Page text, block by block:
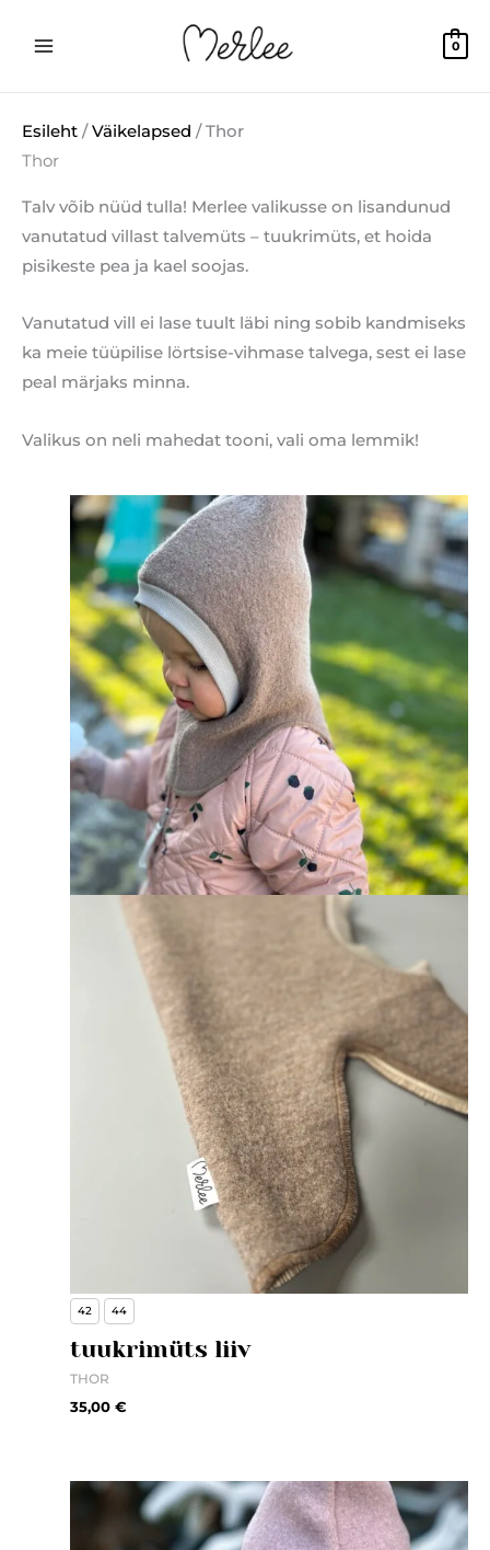
0
Esileht / Väikelapsed / Thor
Thor
Talv võib nüüd tulla! Merlee valikusse on lisandunud
vanutatud villast talvemüts – tuukrimüts, et hoida
pisikeste pea ja kael soojas.
Vanutatud vill ei lase tuult läbi ning sobib kandmiseks
ka meie tüüpilise lörtsise-vihmase talvega, sest ei lase
peal märjaks minna.
Valikus on neli mahedat tooni, vali oma lemmik!
42 44
tuukrimüts liiv
THOR
35,00 €
Hinnavahemik:
30,00 €
kuni
35,00 €